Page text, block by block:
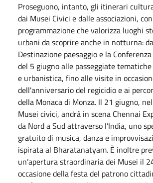
Proseguono, intanto, gli itinerari
dai Musei Civici e dalle associazioni,
programmazione che valorizza luoghi
urbani da scoprire anche in notturna:
Destinazione paesaggio e la
del 5 giugno alle passeggiate
e urbanistica, fino alle visite in
dell'anniversario del regicidio e ai
della Monaca di Monza. Il 21 giugno,
Musei civici, andrà in scena Chennai
da Nord a Sud attraverso l’India, uno
gratuito di musica, danza e
ispirata al Bharatanatyam. È inoltre
un’apertura straordinaria dei Musei il
occasione della festa del patrono